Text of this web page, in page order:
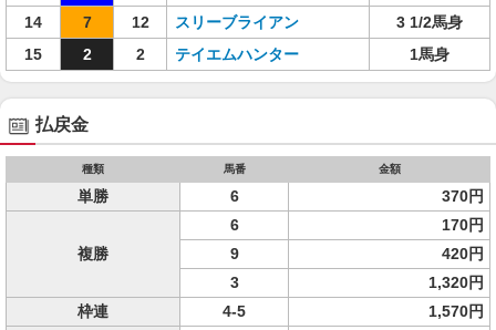
14
7 12 スリーブライアン
3 1/2馬身
15
2 2 テイエムハンター 1馬身
払戻金
種類 馬番 金額
単勝 6 370円
複勝
6
170円
9
420円
3
1,320円
枠連
4-5
1,570円